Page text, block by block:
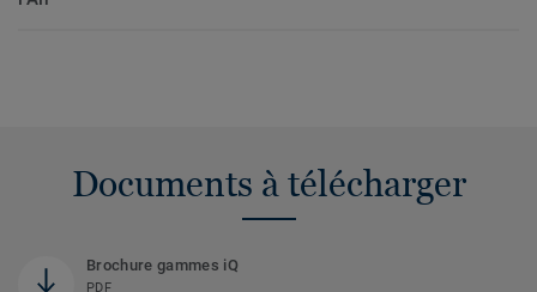
Documents à télécharger
Brochure gammes iQ
PDF